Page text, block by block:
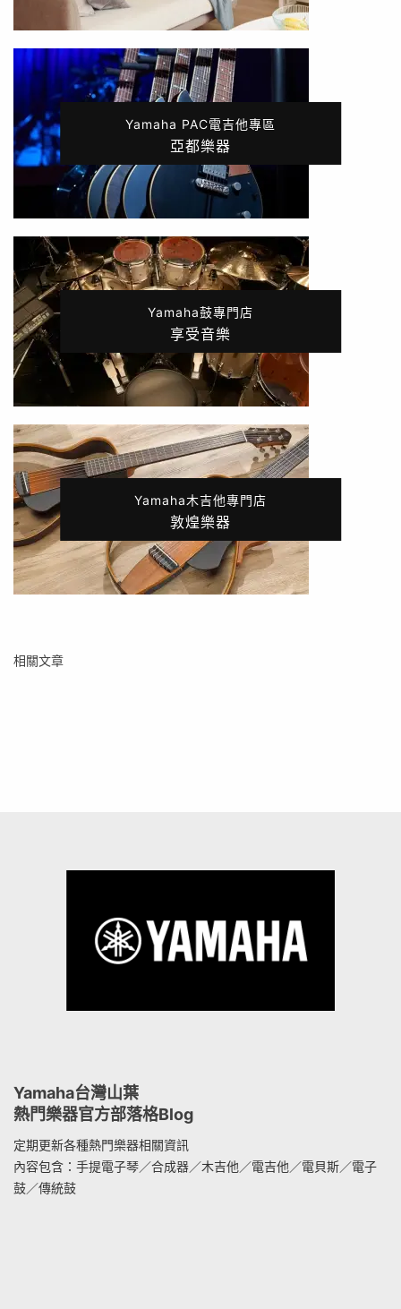
Yamaha PAC電吉他專區
亞都樂器
Yamaha鼓專門店
享受音樂
Yamaha木吉他專門店
敦煌樂器
相關文章
Yamaha台灣山葉
熱門樂器官方部落格Blog
定期更新各種熱門樂器相關資訊
內容包含：手提電子琴／合成器／木吉他／電吉他／電貝斯／電子
鼓／傳統鼓